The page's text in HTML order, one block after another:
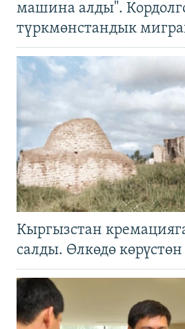
машина алды".
түркмөнстандык
Кыргызстан
салды. Өлкөдө